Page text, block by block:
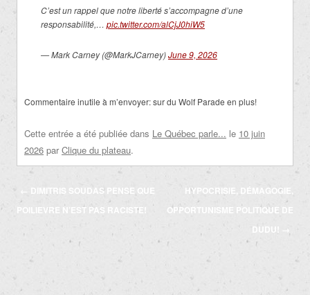
C’est un rappel que notre liberté s’accompagne d’une
responsabilité,… pic.twitter.com/alCjJ0hiW5
— Mark Carney (@MarkJCarney)June 9, 2026
Commentaire inutile à m’envoyer: sur du Wolf Parade en plus!
Cette entrée a été publiée dans Le Québec parle... le 10 juin
2026 par Clique du plateau.
Navigation
des
← DIMITRIS SOUDAS PENSE QUE
POILIEVRE N’EST PAS RACISTE!
HYPOCRISIE, DÉMAGOGIE,
OPPORTUNISME POLITIQUE DE
DUDU!
→